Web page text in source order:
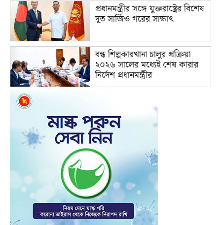
প্রধানমন্ত্রীর সঙ্গে যুক্তরাষ্ট্রের বিশেষ
দূত সার্জিও গরের সাক্ষাৎ
বন্ধ শিল্পকারখানা চালুর প্রক্রিয়া
২০২৬ সালের মধ্যেই শেষ কারার
নির্দেশ প্রধানমন্ত্রীর